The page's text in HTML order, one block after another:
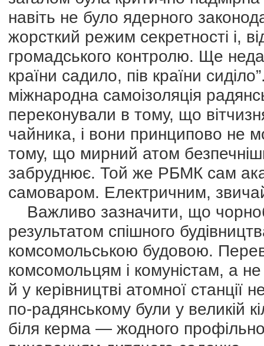
навіть не було ядерного
жорсткий режим секретності і,
громадського контролю. Ще
країни садило, пів країни
міжнародна самоізоляція
переконували в тому, що
чайника, і вони принципово не
тому, що мирний атом
забруднює. Той же РБМК сам
самоваром. Електричним,
Важливо зазначити, що
результатом спішного
комсомольською будовою.
комсомольцям і комуністам, а
й у керівництві атомної
по-радянському були у великій
біля керма — жодного